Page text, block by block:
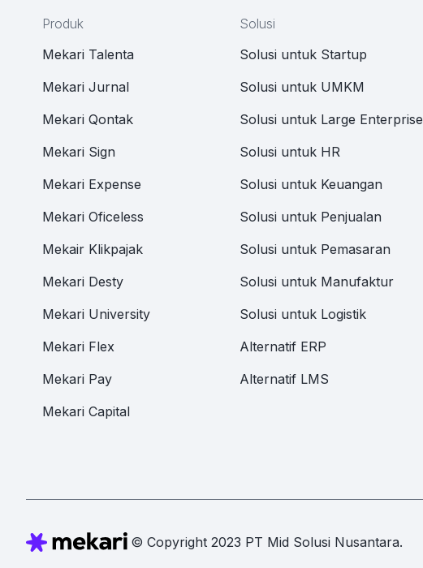
Produk
Mekari Talenta
Mekari Jurnal
Mekari Qontak
Mekari Sign
Mekari Expense
Mekari Oficeless
Mekair Klikpajak
Mekari Desty
Mekari University
Mekari Flex
Mekari Pay
Mekari Capital
Solusi
Solusi untuk Startup
Solusi untuk UMKM
Solusi untuk Large Enterprise
Solusi untuk HR
Solusi untuk Keuangan
Solusi untuk Penjualan
Solusi untuk Pemasaran
Solusi untuk Manufaktur
Solusi untuk Logistik
Alternatif ERP
Alternatif LMS
© Copyright 2023 PT Mid Solusi Nusantara.